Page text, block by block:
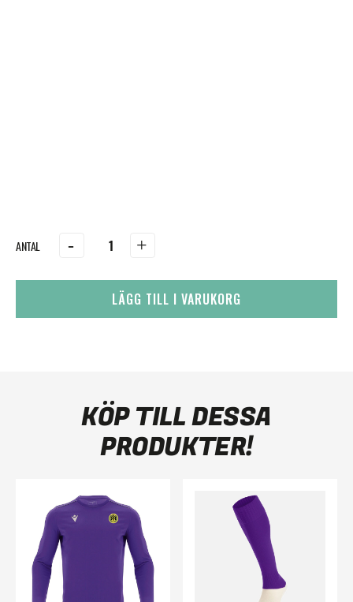
- +
LÄGG TILL I VARUKORG
KÖP TILL DESSA
PRODUKTER!